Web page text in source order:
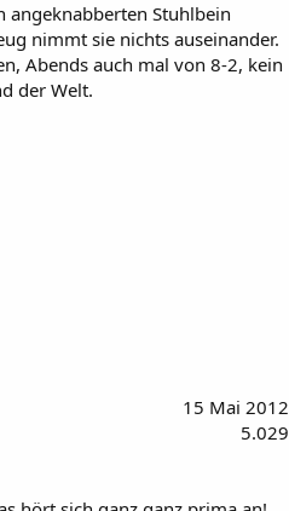
angeknabberten Stuhlbein
nimmt sie nichts auseinander.
Abends auch mal von 8-2, kein
der Welt.
15 Mai 2012
5.029